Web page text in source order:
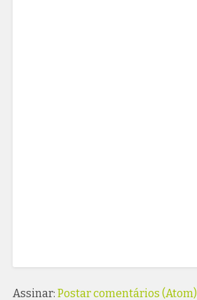
Assinar: Postar comentários (Atom)